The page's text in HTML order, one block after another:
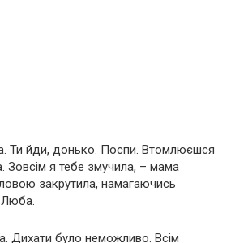
Ти йди, донько. Поспи. Втомлюєшся
Зовсім я тебе змучила, – мама
закрутила, намагаючись
Люба.
Дихати було неможливо. Всім